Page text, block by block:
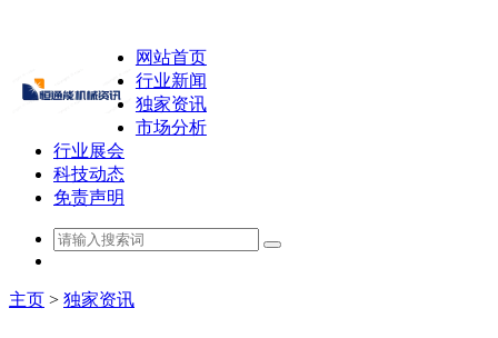
网站首页
行业新闻
独家资讯
市场分析
行业展会
科技动态
免责声明
主页 > 独家资讯